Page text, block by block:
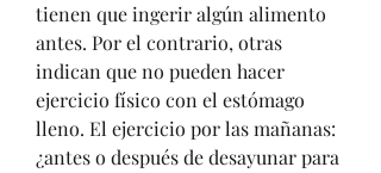
tienen que ingerir algún alimento
antes. Por el contrario, otras
indican que no pueden hacer
ejercicio físico con el estómago
lleno. El ejercicio por las mañanas:
¿antes o después de desayunar para